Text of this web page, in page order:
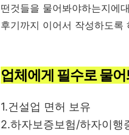
떤것들을 물어봐야하는지에
후기까지 이어서 작성하도록
업체에게 필수로 물
1.건설업 면허 보유
2.하자보증보험/하자이행